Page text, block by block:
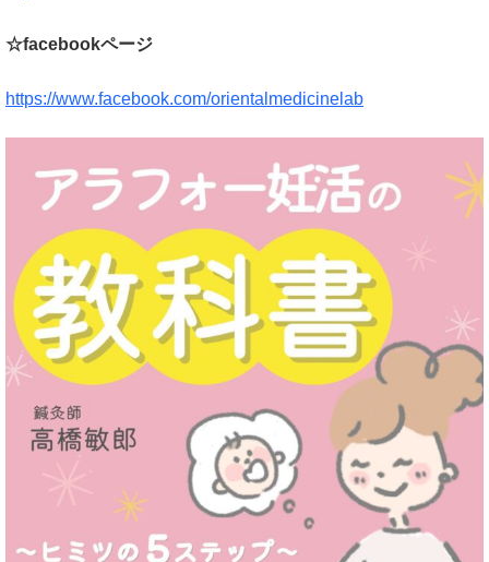
☆facebookページ
https://www.facebook.com/orientalmedicinelab